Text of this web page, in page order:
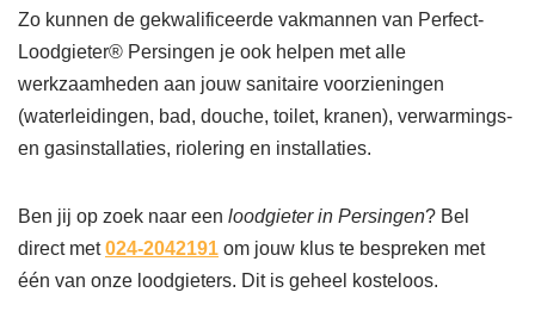
Zo kunnen de gekwalificeerde vakmannen van Perfect-
Loodgieter® Persingen je ook helpen met alle
werkzaamheden aan jouw sanitaire voorzieningen
(waterleidingen, bad, douche, toilet, kranen), verwarmings-
en gasinstallaties, riolering en installaties.
Ben jij op zoek naar een loodgieter in Persingen? Bel
direct met024-2042191 om jouw klus te bespreken met
één van onze loodgieters. Dit is geheel kosteloos.